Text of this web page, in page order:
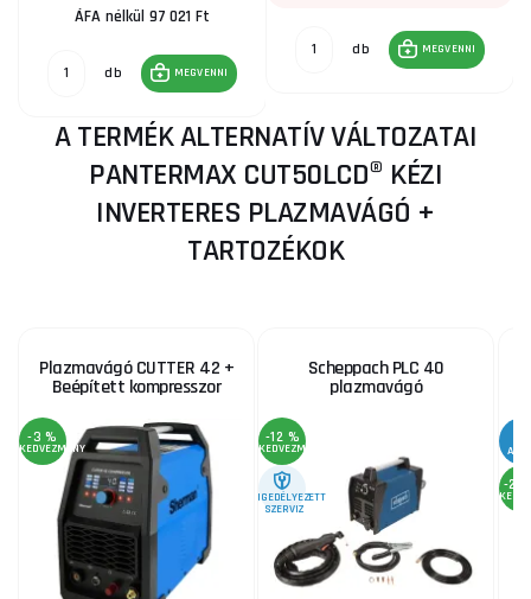
ÁFA nélkül 97 021 Ft
db MEGVENNI
db MEGVENNI
A TERMÉK ALTERNATÍV VÁLTOZATAI
PANTERMAX CUT50LCD® KÉZI
INVERTERES PLAZMAVÁGÓ +
TARTOZÉKOK
Plazmavágó CUTTER 42 +
Beépített kompresszor
-3 %
KEDVEZMÉNY
Scheppach PLC 40
plazmavágó
-12 %
KEDVEZMÉNY
ENGEDÉLYEZETT
SZERVIZ
-29